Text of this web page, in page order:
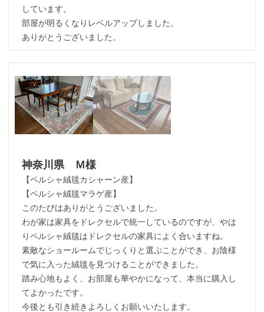
しています。
部屋が明るくなりレベルアップしました。
ありがとうございました。
神奈川県 Ｍ様
【ペルシャ絨毯カシャーン産】
【ペルシャ絨毯マラゲ産】
このたびはありがとうございました。
わが家は家具をドレクセルで統一しているのですが、やは
りペルシャ絨毯はドレクセルの家具によく合いますね。
素敵なショールームでじっくりと選ぶことができ、お陰様
で気に入った絨毯を見つけることができました。
踏み心地もよく、お部屋も華やかになって、本当に購入し
てよかったです。
今後とも引き続きよろしくお願いいたします。